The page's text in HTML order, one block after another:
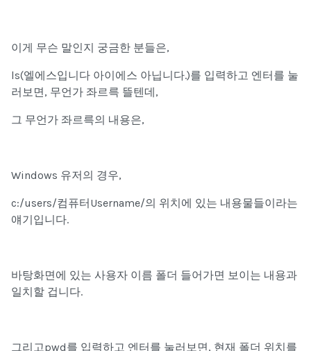
이게 무슨 말인지 궁금한 분들은,
ls(엘에스입니다 아이에스 아닙니다.)를 입력하고 엔터를 눌
러보면, 무언가 좌르륵 뜰텐데,
그 무언가 좌르륵의 내용은,
Windows 유저의 경우,
c:/users/컴퓨터Username/의 위치에 있는 내용물들이라는
얘기입니다.
바탕화면에 있는 사용자 이름 폴더 들어가면 보이는 내용과
일치할 겁니다.
그리고pwd를 입력하고 엔터를 눌러보면, 현재 폴더 위치 를